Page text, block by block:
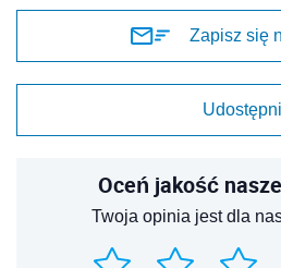
Zapisz się
Oceń jakość
Twoja opinia jest dla